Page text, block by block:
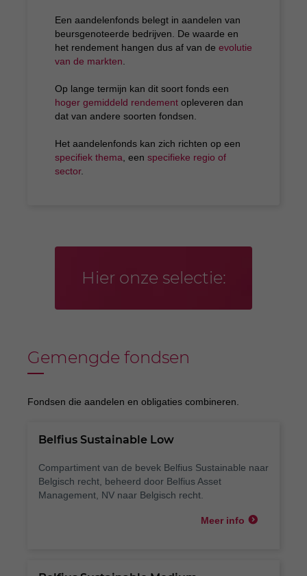
Een aandelenfonds belegt in aandelen van
beursgenoteerde bedrijven. De waarde en
het rendement hangen dus af van de evolutie
van de markten
Op lange termijn kan dit soort fonds een
hoger gemiddeld rendement opleveren dan
dat van andere soorten fondsen.
Het aandelenfonds kan zich richten op een
specifiek thema , een specifieke regio of
sector.
Hier onze selectie:
Gemengde fondsen
Fondsen die aandelen en obligaties combineren.
Belfius Sustainable Low
Compartiment van de bevek Belfius Sustainable naar
Belgisch recht, beheerd door Belfius Asset
Management, NV naar Belgisch recht.
Meer info